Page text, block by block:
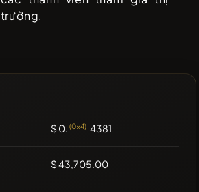
trường.
$ 0. (0x4) 4381
$ 43,705.00